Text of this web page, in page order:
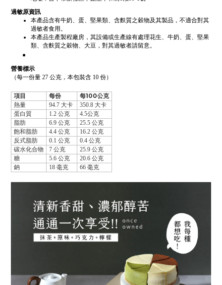
過敏原資訊
本產品含有牛奶、蛋、堅果類、含麩質之穀物及其製品，不適合對其
過敏者食用。
本產品生產製程廠房，其設備或生產線有處理花生、牛奶、蛋、堅果
類、含麩質之穀物、大豆，對其過敏者請留意。
營養標示
（每一份量 27 公克，本包裝含 10 份）
項目 每份 每100公克
熱量 94.7 大卡 350.8 大卡
蛋白質
1.2 公克 4.5公克
脂肪
6.9 公克 25.5 公克
飽和脂肪
4.4 公克 16.2 公克
反式脂肪
0.1 公克 0.4 公克
碳水化合物
7 公克 25.9 公克
糖
5.6 公克 20.6 公克
鈉
18 毫克 66 毫克